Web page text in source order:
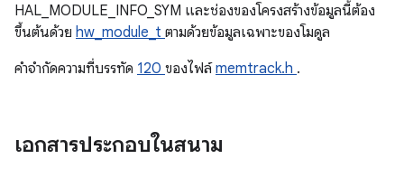
HAL_MODULE_INFO_SYM และช่องของโครงสร้างข้อมูลนี้ต้อง
ขึ้นต้นด้วย hw_module_t ตามด้วยข้อมูลเฉพาะของโมดูล
คําจํากัดความที่บรรทัด 120 ของไฟล์memtrack.h .
เอกสารประกอบในสนาม